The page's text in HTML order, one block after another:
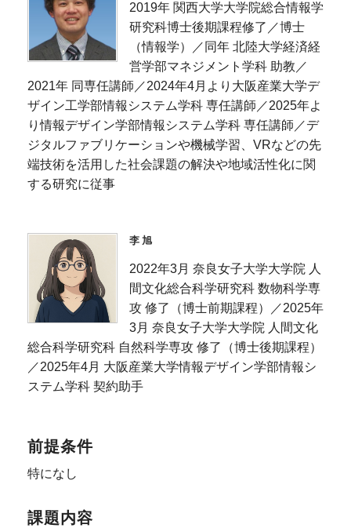
2019年 関西大学大学院総合情報学
研究科博士後期課程修了／博士
（情報学）／同年 北陸大学経済経
営学部マネジメント学科 助教／
2021年 同専任講師／2024年4月より大阪産業大学デ
ザイン工学部情報システム学科 専任講師／2025年よ
り情報デザイン学部情報システム学科 専任講師／デ
ジタルファブリケーションや機械学習、VRなどの先
端技術を活用した社会課題の解決や地域活性化に関
する研究に従事
李 旭
2022年3月 奈良女子大学大学院 人
間文化総合科学研究科 数物科学専
攻 修了（博士前期課程）／2025年
3月 奈良女子大学大学院 人間文化
総合科学研究科 自然科学専攻 修了（博士後期課程）
／2025年4月 大阪産業大学情報デザイン学部情報シ
ステム学科 契約助手
前提条件
特になし
課題内容